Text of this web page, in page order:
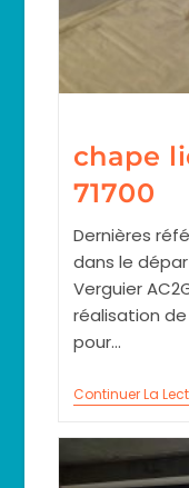
chape
71700
Dernières
dans le
Verguier
réalisation
pour…
Continuer La